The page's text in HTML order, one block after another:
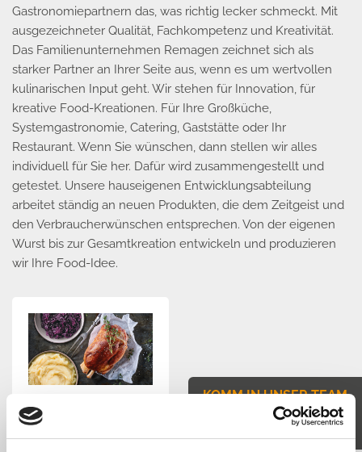
Gastronomiepartnern das, was richtig lecker schmeckt. Mit
ausgezeichneter Qualität, Fachkompetenz und Kreativität.
Das Familienunternehmen Remagen zeichnet sich als
starker Partner an Ihrer Seite aus, wenn es um wertvollen
kulinarischen Input geht. Wir stehen für Innovation, für
kreative Food-Kreationen. Für Ihre Großküche,
Systemgastronomie, Catering, Gaststätte oder Ihr
Restaurant. Wenn Sie wünschen, dann stellen wir alles
individuell für Sie her. Dafür wird zusammengestellt und
getestet. Unsere hauseigenen Entwicklungsabteilung
arbeitet ständig an neuen Produkten, die dem Zeitgeist und
den Verbraucherwünschen entsprechen. Von der eigenen
Wurst bis zur Gesamtkreation entwickeln und produzieren
wir Ihre Food-Idee.
KOMM IN UNSER TEAM
JETZT BEWERBEN